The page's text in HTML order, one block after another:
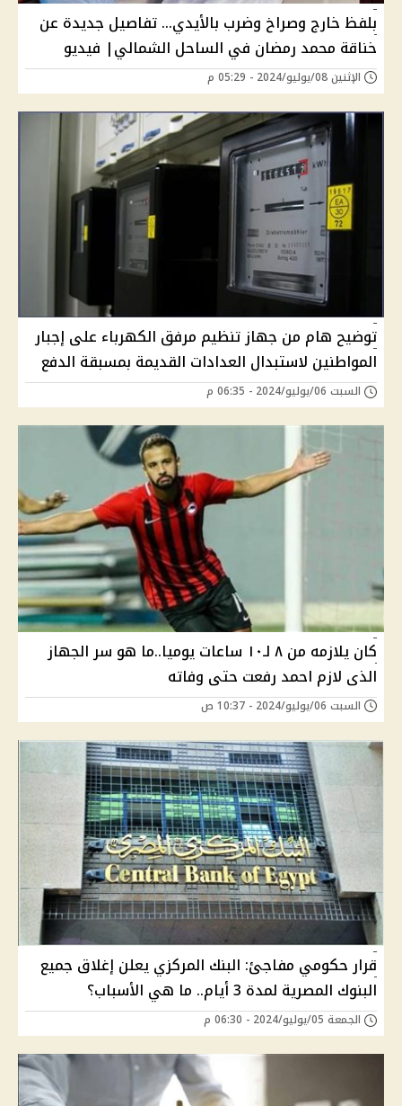
بلفظ خارج وصراخ وضرب بالأيدي... تفاصيل جديدة عن
خناقة محمد رمضان في الساحل الشمالي| فيديو
الإثنين 08/يوليو/2024 - 05:29 م
توضيح هام من جهاز تنظيم مرفق الكهرباء على إجبار
المواطنين لاستبدال العدادات القديمة بمسبقة الدفع
السبت 06/يوليو/2024 - 06:35 م
كان يلازمه من ٨ لـ١٠ ساعات يوميا..ما هو سر الجهاز
الذى لازم احمد رفعت حتى وفاته
السبت 06/يوليو/2024 - 10:37 ص
قرار حكومي مفاجئ: البنك المركزي يعلن إغلاق جميع
البنوك المصرية لمدة 3 أيام.. ما هي الأسباب؟
الجمعة 05/يوليو/2024 - 06:30 م